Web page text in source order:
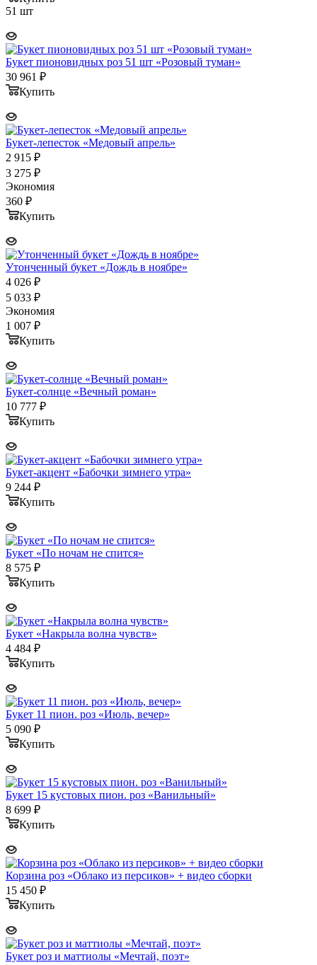
51 шт
Букет пионовидных роз 51 шт «Розовый туман»
30 961 ₽
Купить
Букет-лепесток «Медовый апрель»
2 915 ₽
3 275 ₽
Экономия
360 ₽
Купить
Утонченный букет «Дождь в ноябре»
4 026 ₽
5 033 ₽
Экономия
1 007 ₽
Купить
Букет-солнце «Вечный роман»
10 777 ₽
Купить
Букет-акцент «Бабочки зимнего утра»
9 244 ₽
Купить
Букет «По ночам не спится»
8 575 ₽
Купить
Букет «Накрыла волна чувств»
4 484 ₽
Купить
Букет 11 пион. роз «Июль, вечер»
5 090 ₽
Купить
Букет 15 кустовых пион. роз «Ванильный»
8 699 ₽
Купить
Корзина роз «Облако из персиков» + видео сборки
15 450 ₽
Купить
Букет роз и маттиолы «Мечтай, поэт»